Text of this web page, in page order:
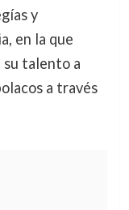
y
en la que
talento a
a través